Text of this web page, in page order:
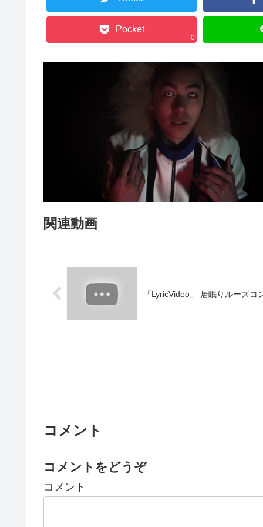
Pocket
0
関連動画
「LyricVideo」 居眠りルーズ
コメント
コメントをどうぞ
コメント